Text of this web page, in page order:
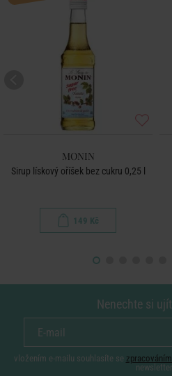
MONIN
Sirup lískový oříšek bez cukru 0,25 l
149 Kč
Nenechte si
vložením e-mailu souhlasíte se